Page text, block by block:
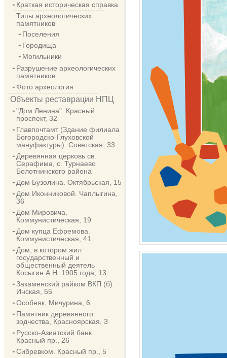
Краткая историческая справка
Типы археологических
памятников
Поселения
Городища
Могильники
Разрушение археологических
памятников
Фото археология
Объекты реставрации НПЦ
"Дом Ленина". Красный
проспект, 32
Главпочтамт (Здание филиала
Богородско-Глуховской
мануфактуры). Советская, 33
Деревянная церковь св.
Серафима, с. Турнаево
Болотнинского района
Дом Бузолина. Октябрьская, 15
Дом Иконниковой. Чаплыгина,
36
Дом Мировича.
Коммунистическая, 19
Дом купца Ефремова.
Коммунистическая, 41
Дом, в котором жил
государственный и
общественный деятель
Косыгин А.Н. 1905 года, 13
Закаменский райком ВКП (б).
Инская, 55
Особняк, Мичурина, 6
Памятник деревянного
зодчества, Красноярская, 3
Русско-Азиатский банк.
Красный пр., 26
Сибревком. Красный пр., 5